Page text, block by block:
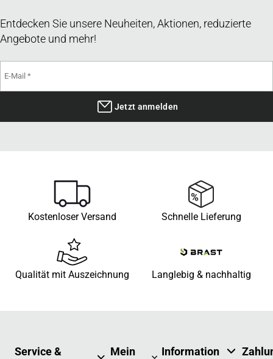
Entdecken Sie unsere Neuheiten, Aktionen, reduzierte
Angebote und mehr!
Jetzt anmelden
Kostenloser Versand Schnelle Lieferung
Qualität mit Auszeichnung Langlebig & nachhaltig
Service &
Mein
Information